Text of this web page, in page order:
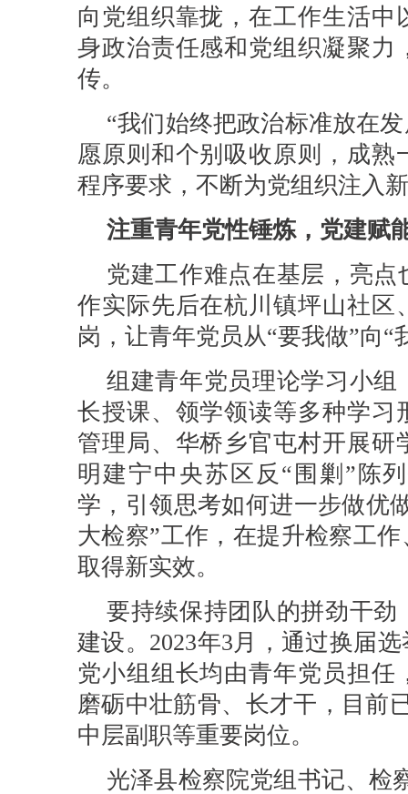
向党组织靠拢，在工作生活
身政治责任感和党组织凝聚力
传。
“我们始终把政治标准放在
愿原则和个别吸收原则，成
程序要求，不断为党组织注入
注重青年党性锤炼，党建赋
党建工作难点在基层，亮
作实际先后在杭川镇坪山社区
岗，让青年党员从“要我做”向“
组建青年党员理论学习小
长授课、领学领读等多种学习
管理局、华桥乡官屯村开展
明建宁中央苏区反“围剿”陈
学，引领思考如何进一步做优
大检察”工作，在提升检察工
取得新实效。
要持续保持团队的拼劲干
建设。2023年3月，通过换届
党小组组长均由青年党员担
磨砺中壮筋骨、长才干，目前
中层副职等重要岗位。
光泽县检察院党组书记、检